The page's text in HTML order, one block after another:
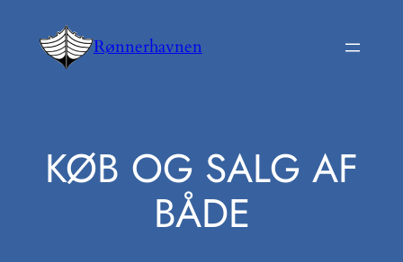
indhold
Rønnerhavnen
KØB OG SALG AF
BÅDE